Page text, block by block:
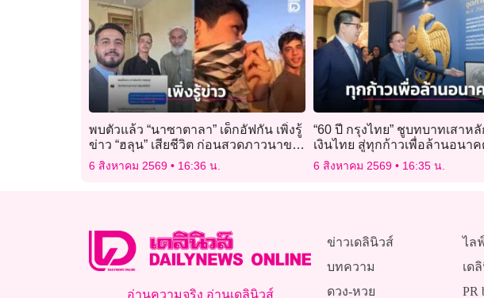
พบตัวแล้ว “นาซาตาลา” เด็กอัฟกัน เพิ่งรู้
ข่าว “ฮลุน” เสียชีวิต ก่อนสวดภาวนาขอ
ให้ไปอยู่ในอ้อมกอดพระเจ้า
6 สิงหาคม 2569 16:36 น.
“60 ปี กรุงไทย” ชูบทบาทเสาห
เงินไทย สู่ทุกก้าวเพื่อล้านอนาค
6 สิงหาคม 2569 16:35 น.
อ่านความจริง อ่านเดลินิวส์
ข่าวเดลินิวส์
บทความ
ดวง-หวย
ไล
เด
PR